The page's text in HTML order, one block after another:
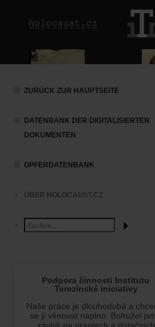
ZURÜCK ZUR HAUPTSEITE
DATENBANK DER DIGITALISIERTEN
DOKUMENTEN
OPFERDATENBANK
ÜBER HOLOCAUST.CZ